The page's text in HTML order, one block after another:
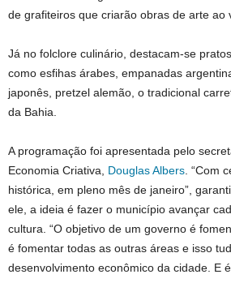
de grafiteiros que criarão obras de arte ao
Já no folclore culinário, destacam-se
como esfihas árabes, empanadas
japonês, pretzel alemão, o tradicional
da Bahia.
A programação foi apresentada pelo
Economia Criativa, Douglas Albers. “Com
histórica, em pleno mês de janeiro”,
ele, a ideia é fazer o município avançar
cultura. “O objetivo de um governo é
é fomentar todas as outras áreas e isso
desenvolvimento econômico da cidade. E